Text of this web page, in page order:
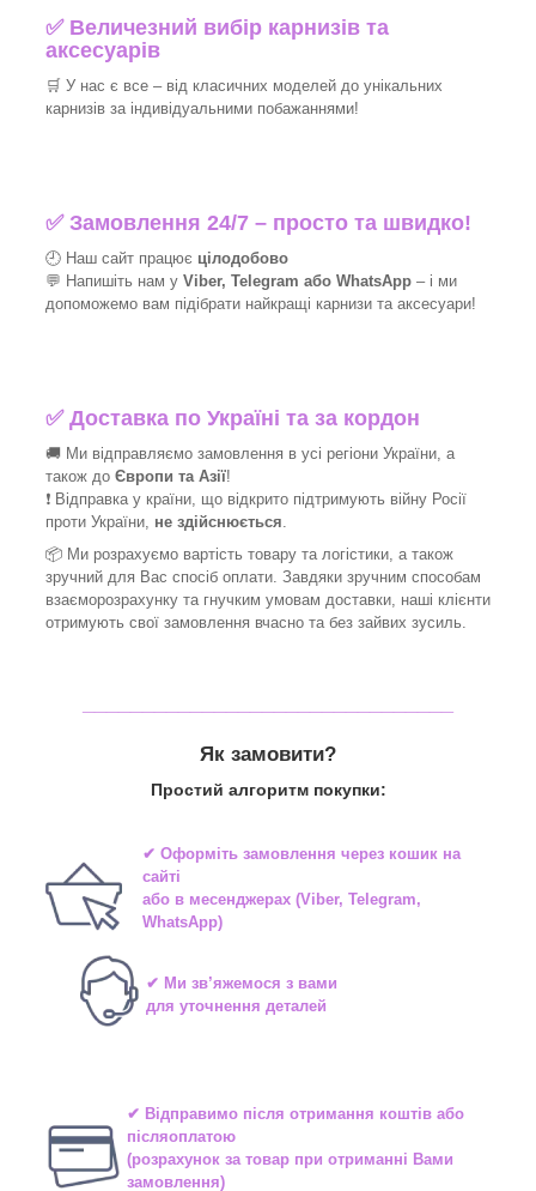
✅ Величезний вибір карнизів та
аксесуарів
🛒 У нас є все – від класичних моделей до унікальних
карнизів за індивідуальними побажаннями!​
✅Замовлення 24/7 – просто та швидко!
🕘 Наш сайт працює цілодобово
💬 Напишіть нам у Viber, Telegram або WhatsApp – і ми
допоможемо вам підібрати найкращі карнизи та аксесуари!
✅Доставка по Україні та за кордон
🚚 Ми відправляємо замовлення в усі регіони України, а
також до Європи та Азії!
❗ Відправка у країни, що відкрито підтримують війну Росії
проти України, не здійснюється
📦 Ми розрахуємо вартість товару та логістики, а також
зручний для Вас спосіб оплати. Завдяки зручним способам
взаєморозрахунку та гнучким умовам доставки, наші клієнти
отримують свої замовлення вчасно та без зайвих зусиль.
Як замовити?
Простий алгоритм покупки:
✔ Оформіть замовлення через кошик на
сайті
або в месенджерах(Viber, Telegram,
WhatsApp)
✔ Ми зв’яжемося з вами
для уточнення деталей
✔ Відправимо після отримання коштів або
післяоплатою
(розрахунок за товар при отриманні Вами
замовлення)